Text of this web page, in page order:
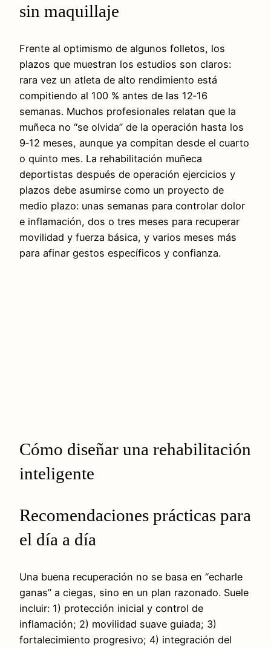
sin maquillaje
Frente al optimismo de algunos folletos, los
plazos que muestran los estudios son claros:
rara vez un atleta de alto rendimiento está
compitiendo al 100 % antes de las 12‑16
semanas. Muchos profesionales relatan que la
muñeca no “se olvida” de la operación hasta los
9‑12 meses, aunque ya compitan desde el cuarto
o quinto mes. La rehabilitación muñeca
deportistas después de operación ejercicios y
plazos debe asumirse como un proyecto de
medio plazo: unas semanas para controlar dolor
e inflamación, dos o tres meses para recuperar
movilidad y fuerza básica, y varios meses más
para afinar gestos específicos y confianza.
Cómo diseñar una rehabilitación
inteligente
Recomendaciones prácticas para
el día a día
Una buena recuperación no se basa en “echarle
ganas” a ciegas, sino en un plan razonado. Suele
incluir: 1) protección inicial y control de
inflamación; 2) movilidad suave guiada; 3)
fortalecimiento progresivo; 4) integración del